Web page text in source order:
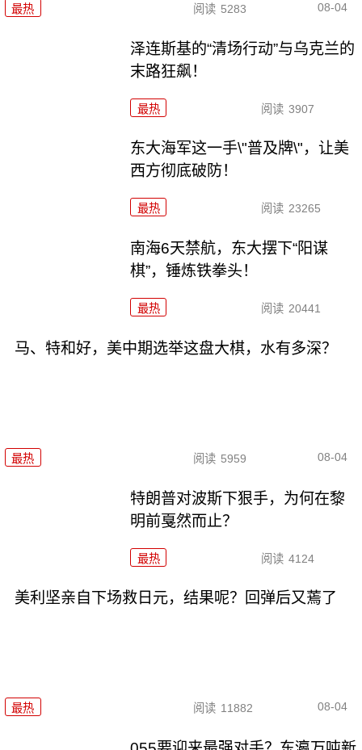
最热 阅读 5283 08-04
泽连斯基的“清场行动”与乌克兰的
末路狂飙！
最热 阅读 3907
东大海军这一手\"普及牌\"，让美
西方彻底破防！
最热 阅读 23265
南海6天禁航，东大摆下“阳谋
棋”，锤炼铁拳头！
最热 阅读 20441
马、特和好，美中期选举这盘大棋，水有多深？
最热 阅读 5959 08-04
特朗普对波斯下狠手，为何在黎
明前戛然而止？
最热 阅读 4124
美利坚亲自下场救日元，结果呢？回弹后又蔫了
最热 阅读 11882 08-04